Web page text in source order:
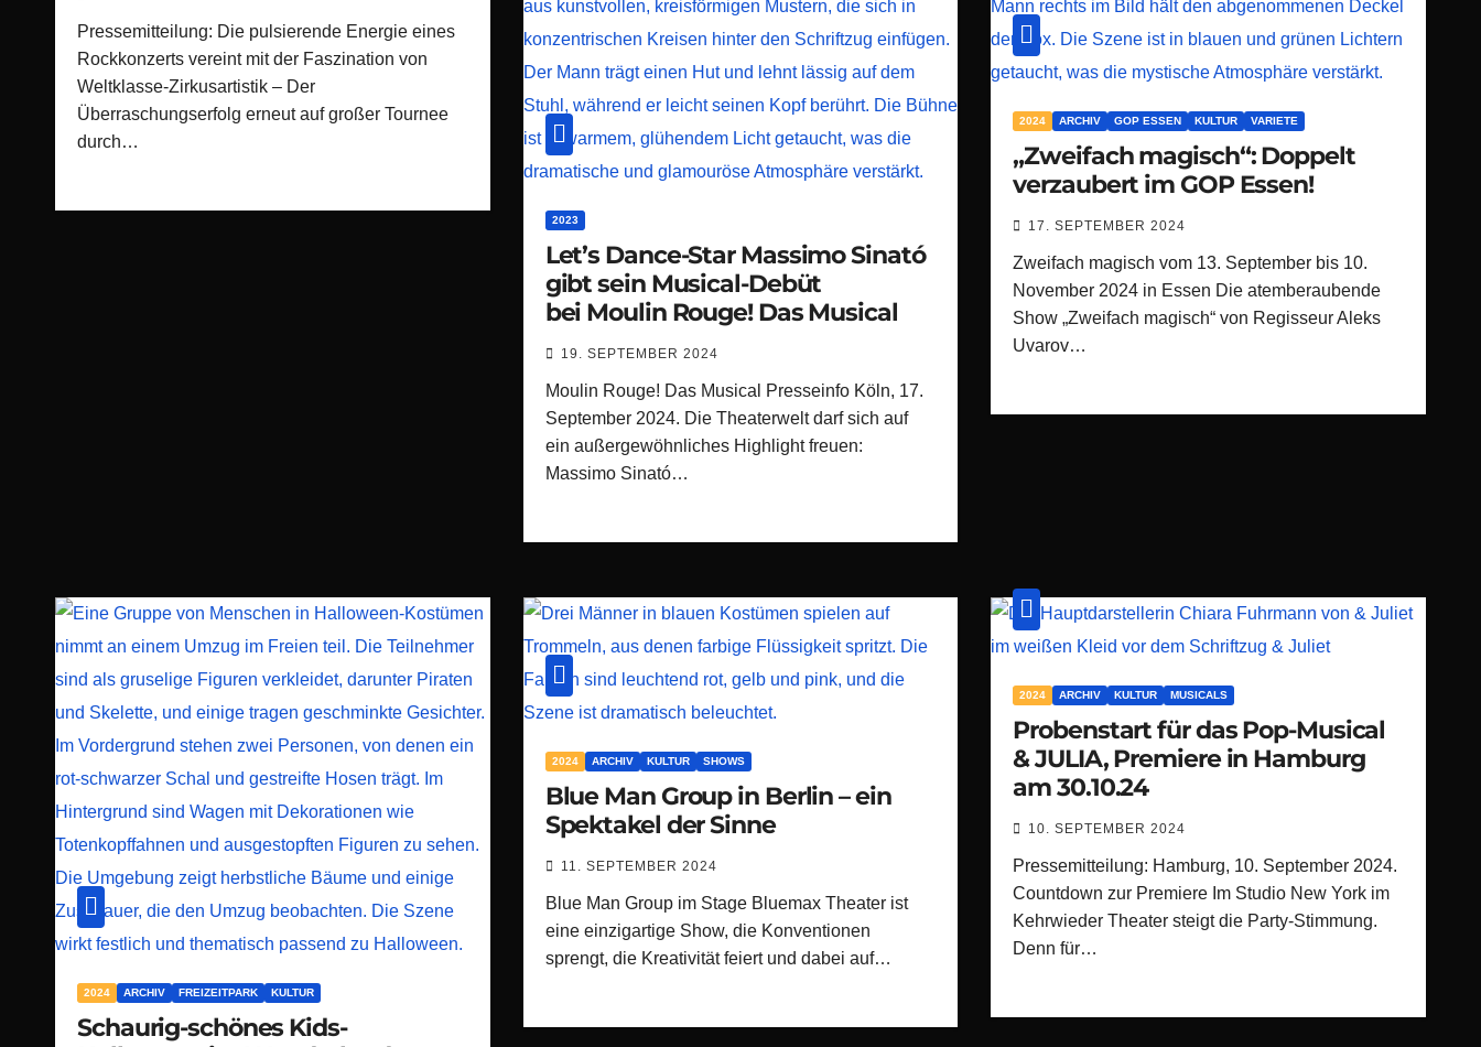
Pressemitteilung: Die pulsierende Energie eines
Rockkonzerts vereint mit der Faszination von
Weltklasse-Zirkusartistik – Der
Überraschungserfolg erneut auf großer Tournee
durch…
2023
Let’s Dance-Star Massimo Sinató
gibt sein Musical-Debüt
bei Moulin Rouge! Das Musical
19. SEPTEMBER 2024
Moulin Rouge! Das Musical Presseinfo Köln, 17.
September 2024. Die Theaterwelt darf sich auf
ein außergewöhnliches Highlight freuen:
Massimo Sinató…
2024 ARCHIV GOP ESSEN KULTUR VARIETE
„Zweifach magisch“: Doppelt
verzaubert im GOP Essen!
17. SEPTEMBER 2024
Zweifach magisch vom 13. September bis 10.
November 2024 in Essen Die atemberaubende
Show „Zweifach magisch“ von Regisseur Aleks
Uvarov…
2024 ARCHIV FREIZEITPARK KULTUR
Schaurig-schönes Kids-
2024 ARCHIV KULTUR SHOWS
Blue Man Group in Berlin – ein
Spektakel der Sinne
11. SEPTEMBER 2024
Blue Man Group im Stage Bluemax Theater ist
eine einzigartige Show, die Konventionen
sprengt, die Kreativität feiert und dabei auf…
2024 ARCHIV KULTUR MUSICALS
Probenstart für das Pop-Musical
& JULIA, Premiere in Hamburg
am 30.10.24
10. SEPTEMBER 2024
Pressemitteilung: Hamburg, 10. September 2024.
Countdown zur Premiere Im Studio New York im
Kehrwieder Theater steigt die Party-Stimmung.
Denn für…